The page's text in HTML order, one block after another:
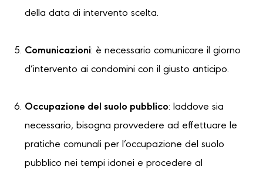
della data di intervento scelta.
Comunicazioni: è necessario comunicare il giorno
d’intervento ai condomini con il giusto anticipo.
Occupazione del suolo pubblico: laddove sia
necessario, bisogna provvedere ad effettuare le
pratiche comunali per l’occupazione del suolo
pubblico nei tempi idonei e procedere al